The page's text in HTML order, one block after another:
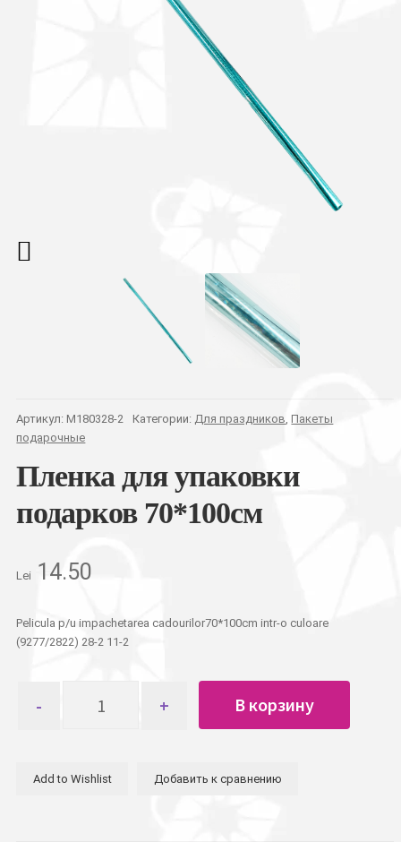
Артикул: M180328-2 Категории: Для праздников,Пакеты
подарочные
Пленка для упаковки
подарков 70*100см
Lei 14.50
Pelicula p/u impachetarea cadourilor70*100cm intr-o culoare
(9277/2822) 28-2 11-2
товара
подарков
В корзину
Add to Wishlist Добавить к сравнению